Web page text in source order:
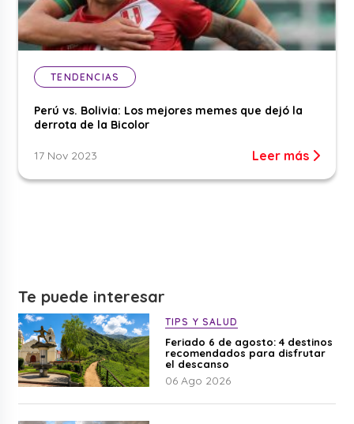
TENDENCIAS
Perú vs. Bolivia: Los mejores memes que dejó la
derrota de la Bicolor
17 Nov 2023 Leer más
Te puede interesar
TIPS Y SALUD
Feriado 6 de agosto: 4 destinos
recomendados para disfrutar
el descanso
06 Ago 2026